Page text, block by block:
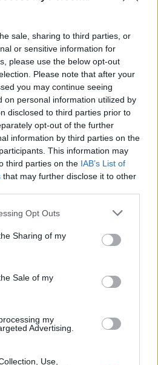
sale, sharing to third parties, or
or sensitive information for
please use the below opt-out
Please note that after your
you may continue seeing
on personal information utilized by
disclosed to third parties prior to
opt-out of the further
information by third parties on the
This information may
third parties on the IAB’s List of
that may further disclose it to other
Opt Outs
Sharing of my
Sale of my
my
Advertising.
Use,
– Hogy él túl
óta, és miért áll újabban
veszélyt lát a
olvadásában az
hajózás jövője
adatokkal többet
éghajlatról